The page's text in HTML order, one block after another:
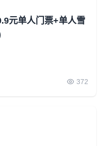
元单人门票+单人雪
372